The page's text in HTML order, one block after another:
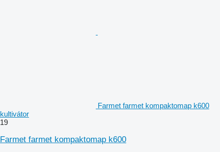
Farmet farmet kompaktomap k600
kultivátor
19
Farmet farmet kompaktomap k600